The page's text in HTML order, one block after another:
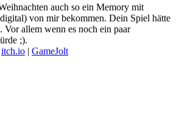
auch so ein Memory mit
von mir bekommen. Dein Spiel hätte
Vor allem wenn es noch ein paar
;).
itch.io | GameJolt